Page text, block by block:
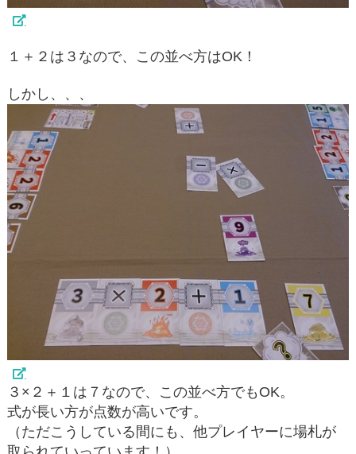
１＋２は３なので、この並べ方はOK！
しかし、、、
３×２＋１は７なので、この並べ方でもOK。
式が長い方が点数が高いです。
（ただこうしている間にも、他プレイヤーに場札が